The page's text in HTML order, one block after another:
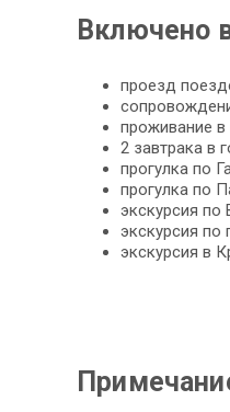
Включено
проезд
проживание в
2 завтрака в
прогулка по
прогулка по
экскурсия по
экскурсия
экскурсия в